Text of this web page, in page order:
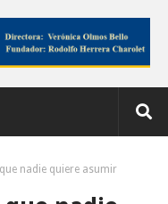
nadie quiere asumir